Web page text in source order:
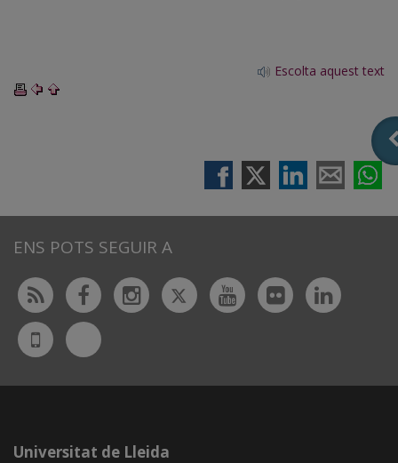
Escolta aquest text
ENS POTS SEGUIR A
Rss FacebookInstagram
TwitterYoutubeFlickr
UdL
App
Bluesky
Universitat de Lleida